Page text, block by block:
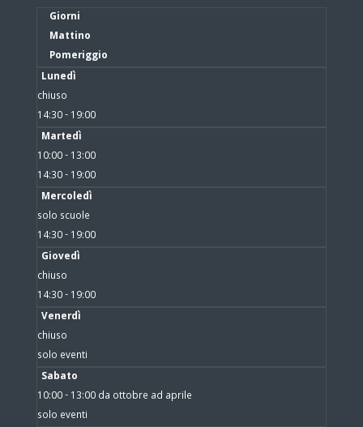
Giorni
Mattino
Pomeriggio
Lunedì
chiuso
14:30 - 19:00
Martedì
10:00 - 13:00
14:30 - 19:00
Mercoledì
solo scuole
14:30 - 19:00
Giovedì
chiuso
14:30 - 19:00
Venerdì
chiuso
solo eventi
Sabato
10:00 - 13:00 da ottobre ad aprile
solo eventi